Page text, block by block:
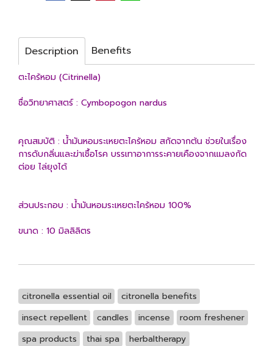
Description Benefits
ตะไคร้หอม (Citrinella)
ชื่อวิทยาศาสตร์ : Cymbopogon nardus
คุณสมบัติ : น้ำมันหอมระเหยตะไคร้หอม สกัดจากต้น ช่วยในเรื่อง
การดับกลิ่นและฆ่าเชื้อโรค บรรเทาอาการระคายเคืองจากแมลงกัด
ต่อย ไล่ยุงได้
ส่วนประกอบ : น้ำมันหอมระเหยตะไคร้หอม 100%
ขนาด : 10 มิลลิลิตร
citronella essential oil
citronella benefits
insect repellent
candles incense
room freshener
spa products
thai spa
herbaltherapy